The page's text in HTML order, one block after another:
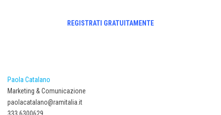
REGISTRATI GRATUITAMENTE
Paola Catalano
Marketing & Comunicazione
paolacatalano@ramitalia.it